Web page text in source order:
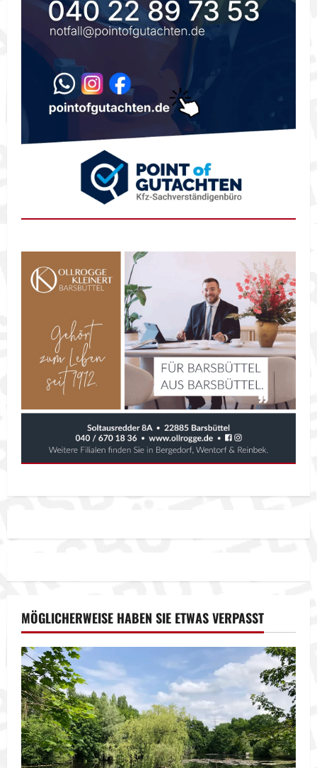
MÖGLICHERWEISE HABEN SIE ETWAS VERPASST